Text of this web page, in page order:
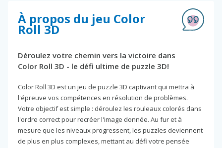
À propos du jeu Color
Roll 3D
Déroulez votre chemin vers la victoire dans
Color Roll 3D - le défi ultime de puzzle 3D!
Color Roll 3D est un jeu de puzzle 3D captivant qui mettra à
l'épreuve vos compétences en résolution de problèmes.
Votre objectif est simple : déroulez les rouleaux colorés dans
l'ordre correct pour recréer l'image donnée. Au fur et à
mesure que les niveaux progressent, les puzzles deviennent
de plus en plus complexes, mettant au défi votre pensée